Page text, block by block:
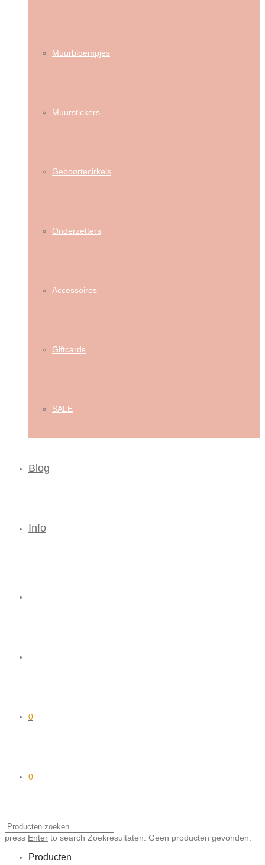
Muurbloempjes
Muurstickers
Geboortecirkels
Onderzetters
Accessoires
Giftcards
SALE
Blog
Info
0
0
press Enter to search Zoekresultaten: Geen producten gevonden.
Producten